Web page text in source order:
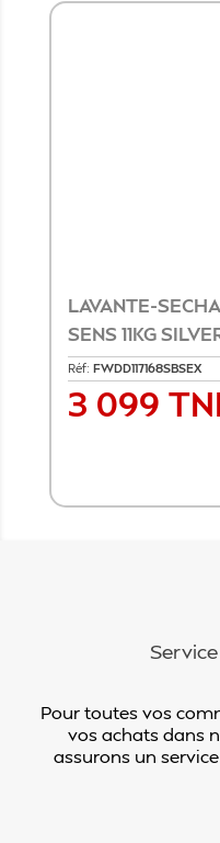
LAVANTE-
SENS 11KG
Réf: FWDD117168SBSEX
Prix
3 099
Pour toutes vos
vos achats dans
assurons un